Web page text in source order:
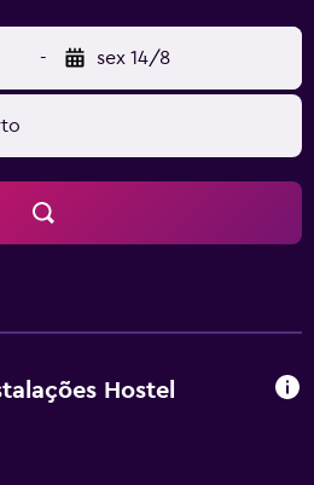
- sex 14/8
Hostel